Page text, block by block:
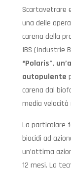
Scartavetrare
una delle
carena della
IBS (Industrie
“Polaris”,
autopulente
carena dal
media velocità
La particolare
biocidi ad
un’ottima
12 mesi. La